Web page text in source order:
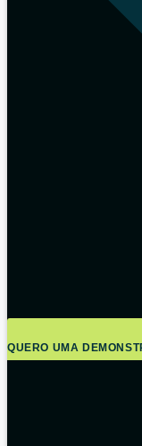
QUERO UMA